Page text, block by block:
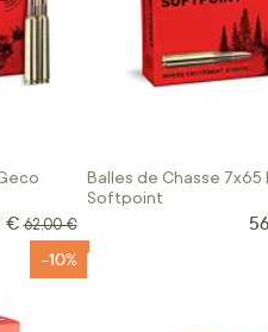
€ Prix normal
62,00 €
Balles de Chasse 7x65
Softpoint
-10%